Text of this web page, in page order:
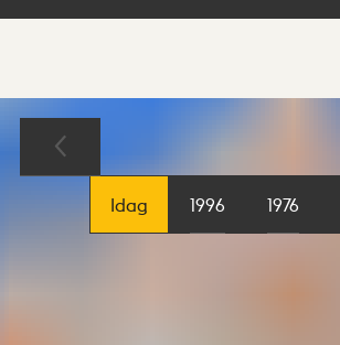
Karta
Idag 1996 1976